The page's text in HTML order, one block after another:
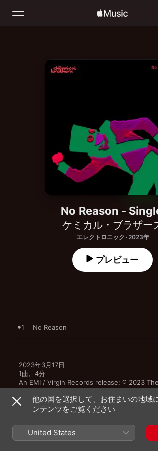
No Reason -
ケミカル・ブラザー
エレクトロニック · 2023年
プレビュー
1 No Reason
2023年3月17日
1曲、4分
An EMI / Virgin Records release; ℗ 2023
Brothers, under exclusive license to
Operations Limited
他の国を選択して、お住まいの地域
ンテンツをご覧ください
United States